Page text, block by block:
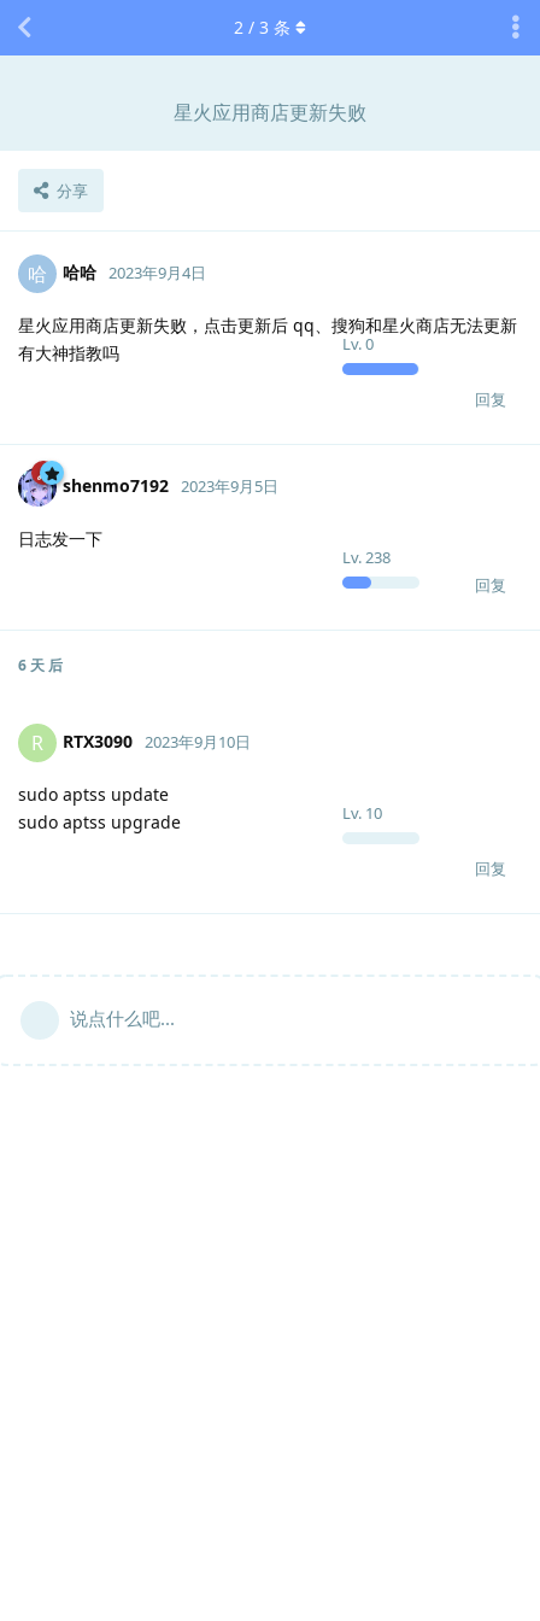
星火应用商店更新失败
分享
2 / 3 条
哈 哈哈
Lv.0
2023年9月4日
星火应用商店更新失败，点击更新后 qq、搜狗和星火商店无法更新
有大神指教吗
回复
shenmo7192
Lv.238
2023年9月5日
日志发一下
回复
6 天 后
R RTX3090
Lv. 10
2023年9月10日
sudo aptss update
sudo aptss upgrade
回复
说点什么吧...